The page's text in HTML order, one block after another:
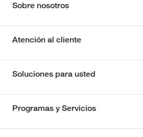
Sobre nosotros
Atención al cliente
Soluciones para usted
Programas y Servicios